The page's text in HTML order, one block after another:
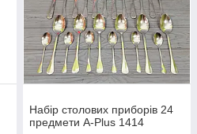
Набір столових приборів 24
предмети A-Plus 1414